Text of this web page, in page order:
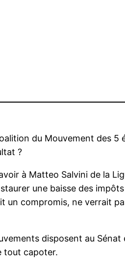
du Mouvement des 5
?
à Matteo Salvini de la
une baisse des
un compromis, ne verrait
disposent au
tout capoter.